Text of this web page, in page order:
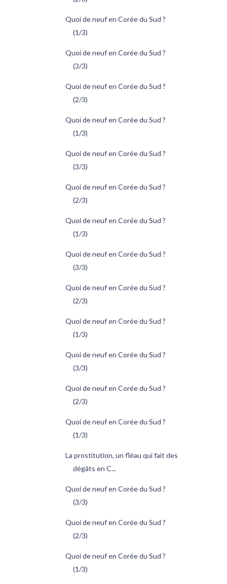
Quoi de neuf en Corée du Sud ?
(1/3)
Quoi de neuf en Corée du Sud ?
(3/3)
Quoi de neuf en Corée du Sud ?
(2/3)
Quoi de neuf en Corée du Sud ?
(1/3)
Quoi de neuf en Corée du Sud ?
(3/3)
Quoi de neuf en Corée du Sud ?
(2/3)
Quoi de neuf en Corée du Sud ?
(1/3)
Quoi de neuf en Corée du Sud ?
(3/3)
Quoi de neuf en Corée du Sud ?
(2/3)
Quoi de neuf en Corée du Sud ?
(1/3)
Quoi de neuf en Corée du Sud ?
(3/3)
Quoi de neuf en Corée du Sud ?
(2/3)
Quoi de neuf en Corée du Sud ?
(1/3)
La prostitution, un fléau qui fait des
dégâts en C...
Quoi de neuf en Corée du Sud ?
(3/3)
Quoi de neuf en Corée du Sud ?
(2/3)
Quoi de neuf en Corée du Sud ?
(1/3)